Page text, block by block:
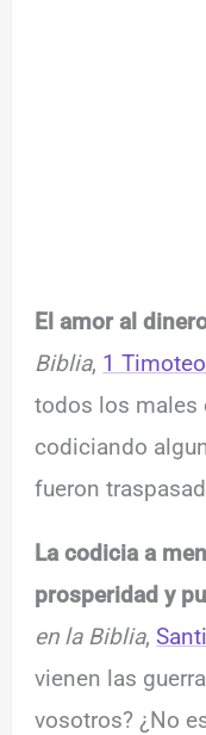
El amor al
Biblia, 1
todos los males
codiciando
fueron
La codicia a
prosperidad y
en la Biblia,
vienen las
vosotros? ¿No